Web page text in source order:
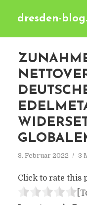
dresden-
3. Februar 2022 3
Click to rate this